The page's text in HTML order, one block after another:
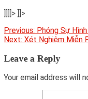
]]]]> ]]>
Post
navigation
Previous: Phóng Sự
Next: Xét Nghiệm Miễn
Leave a Reply
Your email address will